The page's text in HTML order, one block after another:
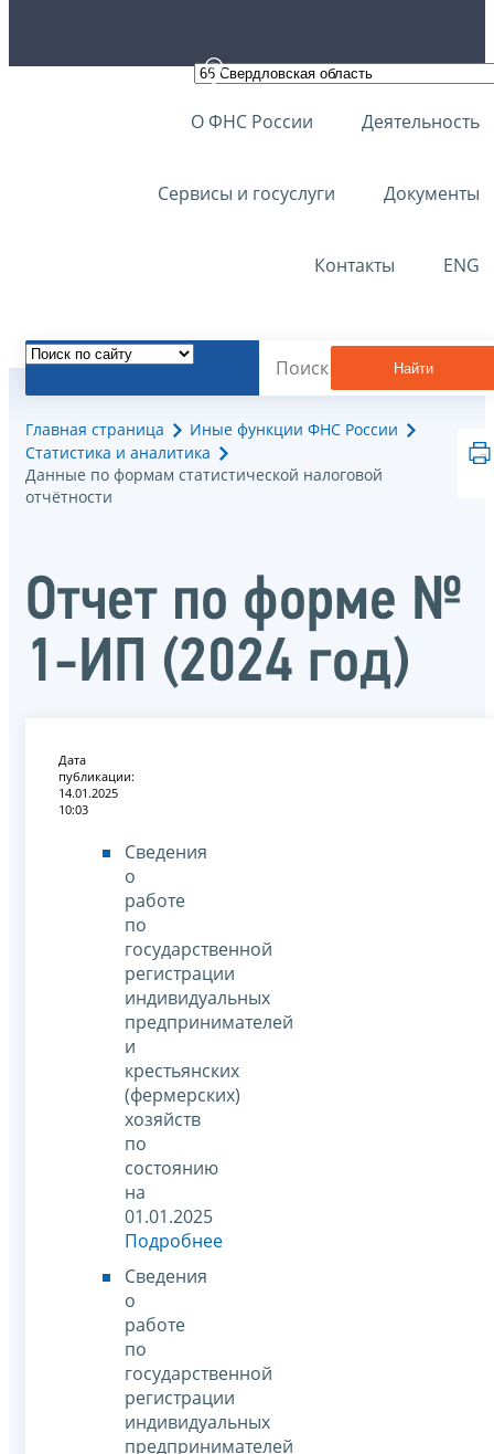
О ФНС России Деятельность
Сервисы и госуслуги Документы
Контакты ENG
Найти
Главная страница
Иные функции ФНС России
Статистика и аналитика
Данные по формам статистической налоговой
отчётности
Отчет по форме №
1-ИП (2024 год)
Дата
публикации:
14.01.2025
10:03
Сведения
о
работе
по
государственной
регистрации
индивидуальных
предпринимателей
и
крестьянских
(фермерских)
хозяйств
по
состоянию
на
01.01.2025
Подробнее
Сведения
о
работе
по
государственной
регистрации
индивидуальных
предпринимателей